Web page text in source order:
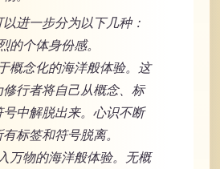
进一步分为以下几种：
的个体身份感。
概念化的海洋般体验。这
行者将自己从概念、标
中解脱出来。心识不断
标签和符号脱离。
万物的海洋般体验。无概